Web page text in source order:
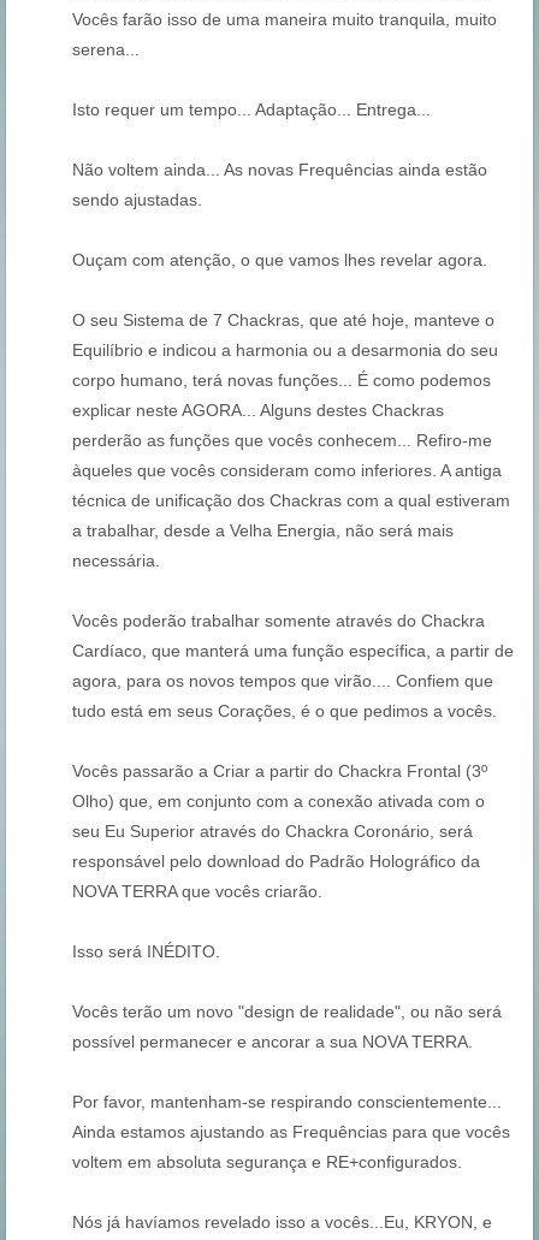
Vocês farão isso de uma maneira muito tranquila, muito
serena...
Isto requer um tempo... Adaptação... Entrega...
Não voltem ainda... As novas Frequências ainda estão
sendo ajustadas.
Ouçam com atenção, o que vamos lhes revelar agora.
O seu Sistema de 7 Chackras, que até hoje, manteve o
Equilíbrio e indicou a harmonia ou a desarmonia do seu
corpo humano, terá novas funções... É como podemos
explicar neste AGORA... Alguns destes Chackras
perderão as funções que vocês conhecem... Refiro-me
àqueles que vocês consideram como inferiores. A antiga
técnica de unificação dos Chackras com a qual estiveram
a trabalhar, desde a Velha Energia, não será mais
necessária.
Vocês poderão trabalhar somente através do Chackra
Cardíaco, que manterá uma função específica, a partir de
agora, para os novos tempos que virão.... Confiem que
tudo está em seus Corações, é o que pedimos a vocês.
Vocês passarão a Criar a partir do Chackra Frontal (3º
Olho) que, em conjunto com a conexão ativada com o
seu Eu Superior através do Chackra Coronário, será
responsável pelo download do Padrão Holográfico da
NOVA TERRA que vocês criarão.
Isso será INÉDITO.
Vocês terão um novo "design de realidade", ou não será
possível permanecer e ancorar a sua NOVA TERRA.
Por favor, mantenham-se respirando conscientemente...
Ainda estamos ajustando as Frequências para que vocês
voltem em absoluta segurança e RE+configurados.
Nós já havíamos revelado isso a vocês...Eu, KRYON, e